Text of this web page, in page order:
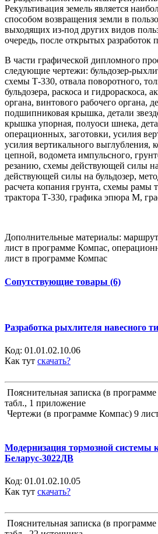
Рекультивация земель является
способом возвращения земли в
выходящих из-под других видов
очередь, после открытых разработок
В части графической дипломного
следующие чертежи: бульдозер-
схемы Т-330, отвала поворотного,
бульдозера, раскоса и гидрораскоса,
органа, винтового рабочего органа,
подшипниковая крышка, детали
крышка упорная, полуоси шнека,
операционных, заготовки, усилия
усилия вертикального выглубления,
цепной, водомета импульсного,
резанию, схемы действующей силы
действующей силы на бульдозер,
расчета копания грунта, схемы рамы
трактора Т-330, графика эпюра М,
Дополнительные материалы:
лист в программе Компас,
лист в программе Компас
Сопутствующие товары (6)
Разработка рыхлителя навесного
Код: 01.01.02.10.06
Как тут скачать?
Пояснительная записка (в
табл., 1 приложение
Чертежи (в программе Компас) 9
Модернизация тормозной системы
Беларус-3022ДВ
Код: 01.01.02.10.05
Как тут скачать?
Пояснительная записка (в